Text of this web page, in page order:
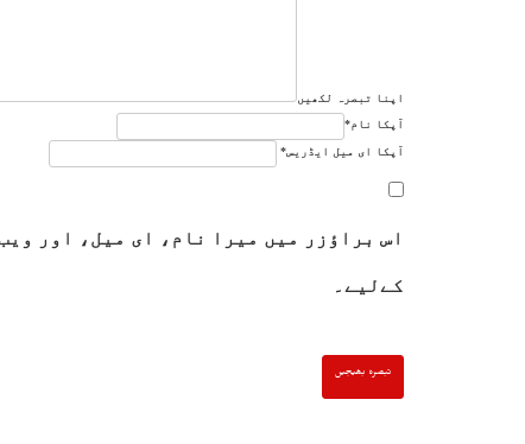
اپنا تبصرہ لکھیں
آپکا نام*
آپکا ای میل ایڈریس*
اس براؤزر میں میرا نام، ای میل، اور
کےلیے۔